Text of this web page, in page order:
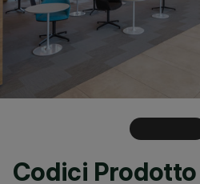
Codici Prodotto